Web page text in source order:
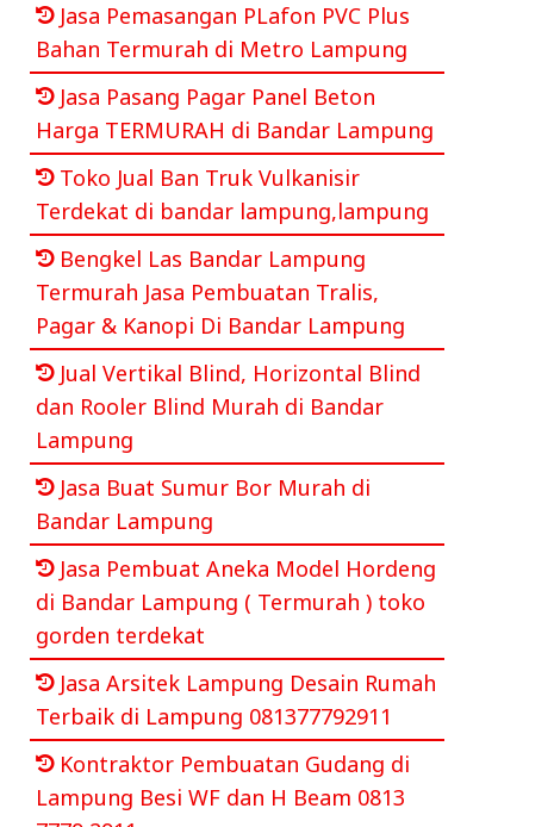
Jasa Pemasangan PLafon PVC Plus
Bahan Termurah di Metro Lampung
Jasa Pasang Pagar Panel Beton
Harga TERMURAH di Bandar Lampung
Toko Jual Ban Truk Vulkanisir
Terdekat di bandar lampung,lampung
Bengkel Las Bandar Lampung
Termurah Jasa Pembuatan Tralis,
Pagar & Kanopi Di Bandar Lampung
Jual Vertikal Blind, Horizontal Blind
dan Rooler Blind Murah di Bandar
Lampung
Jasa Buat Sumur Bor Murah di
Bandar Lampung
Jasa Pembuat Aneka Model Hordeng
di Bandar Lampung ( Termurah ) toko
gorden terdekat
Jasa Arsitek Lampung Desain Rumah
Terbaik di Lampung 081377792911
Kontraktor Pembuatan Gudang di
Lampung Besi WF dan H Beam 0813